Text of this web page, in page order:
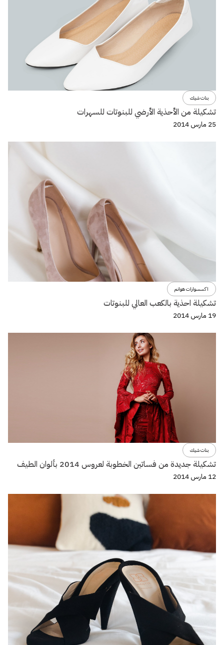
بنات شيك
تشكيلة من الأحذية الأرضي للبنوتات للسهرات
25 مارس 2014
اكسسوارات هوانم
تشكيلة احذية بالكعب العالي للبنوتات
19 مارس 2014
بنات شيك
تشكيلة جديدة من فساتين الخطوبة لعروس 2014 بألوان الطيف
12 مارس 2014